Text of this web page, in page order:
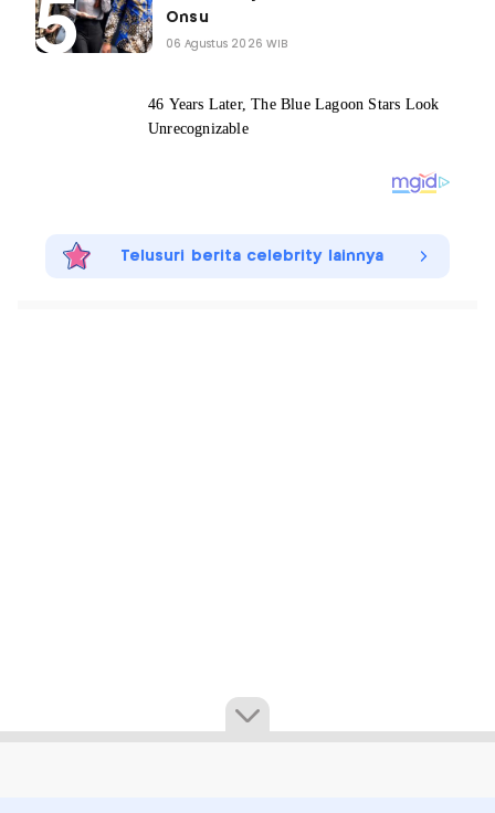
Onsu
06 Agustus 2026 WIB
Telusuri berita celebrity lainnya